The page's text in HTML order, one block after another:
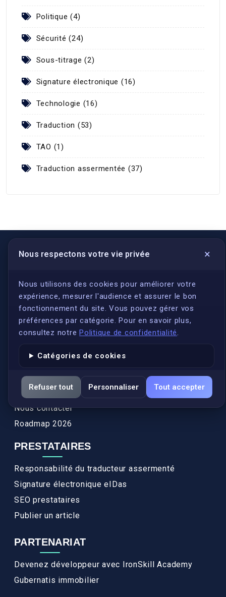
Politique (4)
Sécurité (24)
Sous-titrage (2)
Signature électronique (16)
Technologie (16)
Traduction (53)
TAO (1)
Traduction assermentée (37)
Nous respectons votre vie privée ×
Nous utilisons des cookies pour améliorer votre
expérience, mesurer l'audience et assurer le bon
fonctionnement du site. Vous pouvez gérer vos
préférences par catégorie. Pour en savoir plus,
consultez notre Politique de confidentialité.
Catégories de cookies
Refuser tout Personnaliser Tout accepter
LIENS UTILES
S'inscrire
Qui sommes-nous ?
Conformité
Annuaires des traducteurs assermentés
Actualités
Services
FAQ
Nous contacter
Roadmap 2026
PRESTATAIRES
Responsabilité du traducteur assermenté
Signature électronique eIDas
SEO prestataires
Publier un article
PARTENARIAT
Devenez développeur avec IronSkill Academy
Gubernatis immobilier